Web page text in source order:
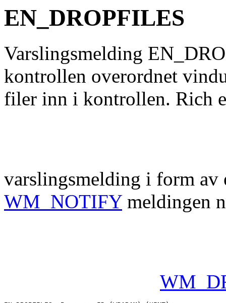
EN_DROPFILES
Varslingsmelding
kontrollen overordnet
filer inn i kontrollen. Rich
varslingsmelding i form av
WM_NOTIFYmeldingen